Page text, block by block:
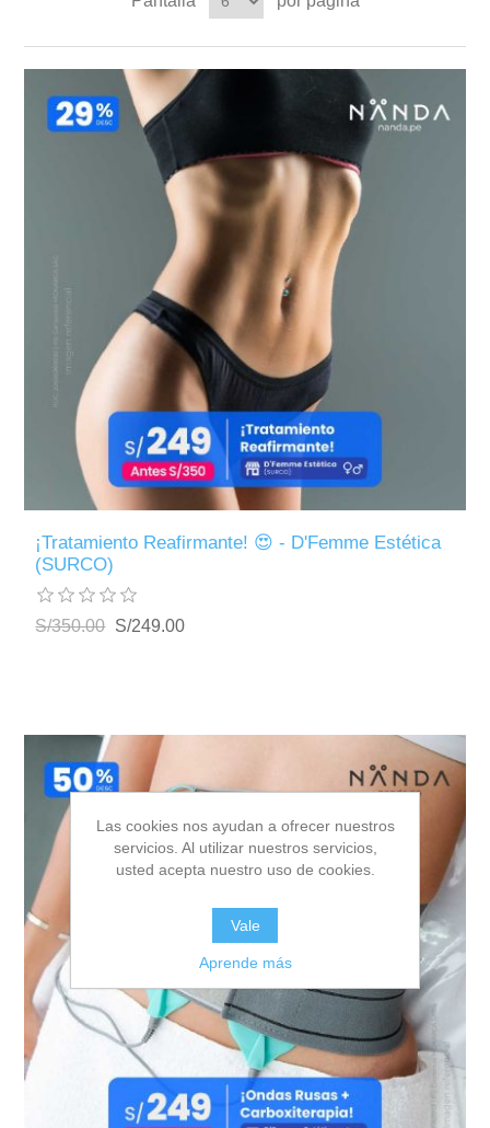
¡Tratamiento Reafirmante! 😍 - D'Femme Estética
(SURCO)
S/350.00 S/249.00
Las cookies nos ayudan a ofrecer nuestros
servicios. Al utilizar nuestros servicios,
usted acepta nuestro uso de cookies.
Vale
Aprende más